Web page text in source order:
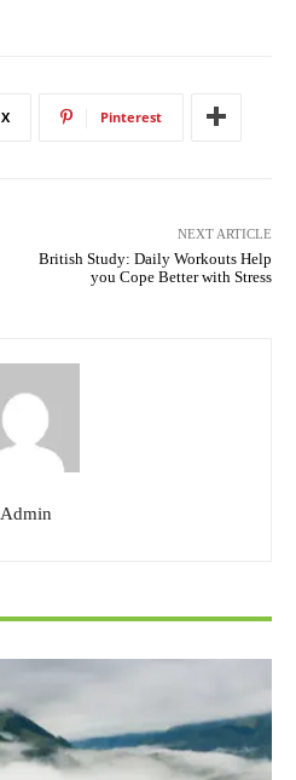
X Pinterest
NEXT ARTICLE
British Study: Daily Workouts Help
you Cope Better with Stress
Admin